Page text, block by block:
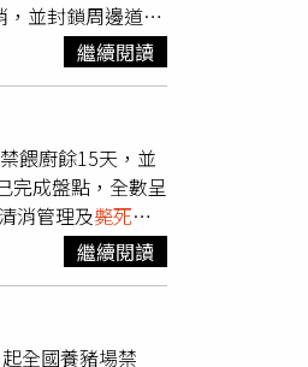
勿擾動案例
，反託詞「透過
訊息，肇致同仁
、陳宏益、林儒
第1條、第6條
，依法懲戒。
產銷供需平穩。
或農會體系共同
。農業部表示，
串聯 「產地－市
食農 教育及形象
並封鎖周邊道路
工作目前已邁入
狀的死亡豬隻做
，第三階段重
即採樣。同時
戴奧辛過量的疑
合法規，民眾無
，杜絕不明肉品
除病毒，並呼籲
珍更連喊6次
，全民要一起挺
圈養山豬的場
繼續閱讀
餵廚餘15天，並
完成盤點，全數呈
消管理及斃死豬
，另也對全台共
演之角色，以及
測，以及所有移
所有斃死豬一律
繼續閱讀
全國養豬場禁